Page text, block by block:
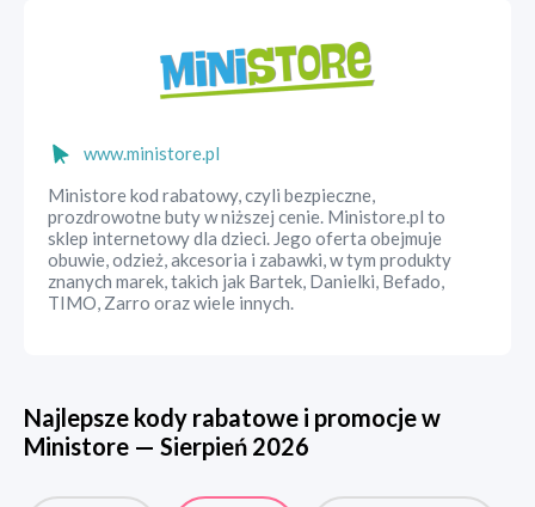
www.ministore.pl
Ministore kod rabatowy, czyli bezpieczne,
prozdrowotne buty w niższej cenie. Ministore.pl to
sklep internetowy dla dzieci. Jego oferta obejmuje
obuwie, odzież, akcesoria i zabawki, w tym produkty
znanych marek, takich jak Bartek, Danielki, Befado,
TIMO, Zarro oraz wiele innych.
Najlepsze kody rabatowe i promocje w
Ministore — Sierpień 2026